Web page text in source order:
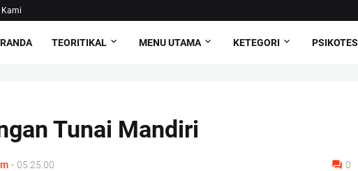
TEORITIKAL MENU UTAMA KETEGORI PSIKOTES
Tunai Mandiri
- 05.25.00 0